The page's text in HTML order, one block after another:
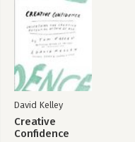
David Kelley
Creative
Confidence